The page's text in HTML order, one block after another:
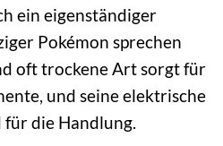
ein eigenständiger
Pokémon sprechen
oft trockene Art sorgt für
und seine elektrische
die Handlung.